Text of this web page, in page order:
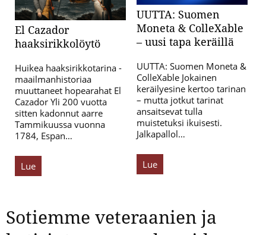
El Cazador
haaksirikkolöytö
Huikea haaksirikkotarina -
maailmanhistoriaa
muuttaneet hopearahat El
Cazador Yli 200 vuotta
sitten kadonnut aarre
Tammikuussa vuonna
1784, Espan…
Lue
UUTTA: Suomen
Moneta & ColleXable
– uusi tapa keräillä
UUTTA: Suomen Moneta &
ColleXable Jokainen
keräilyesine kertoo tarinan
– mutta jotkut tarinat
ansaitsevat tulla
muistetuksi ikuisesti.
Jalkapallol…
Lue
Sotiemme veteraanien ja